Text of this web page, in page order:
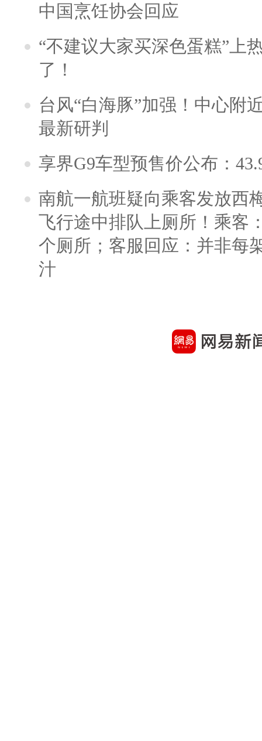
中国烹饪协会回应
“不建议大家买深色蛋糕”上
了！
台风“白海豚”加强！中心附
最新研判
享界G9车型预售价公布：
南航一航班疑向乘客发放西
飞行途中排队上厕所！乘客
个厕所；客服回应：并非每
汁